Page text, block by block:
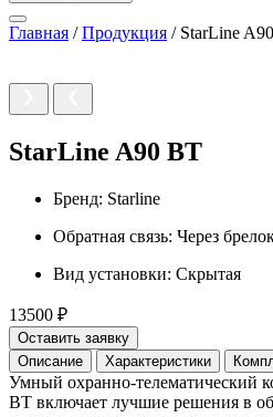
Главная /Продукция / StarLine
StarLine A90 BT
Бренд: Starline
Обратная связь: Через
Вид установки: Скрытая
13500 ₽
Оставить заявку
Описание
Характеристики
Умный охранно-телематический
BT включает лучшие решения в